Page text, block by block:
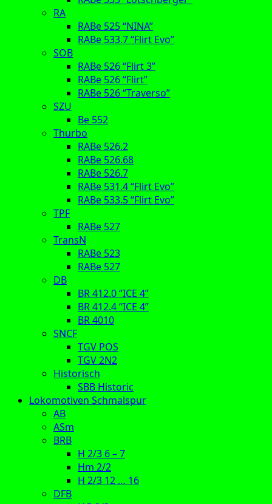
RA
RABe 525 “NINA”
RABe 533.7 “Flirt Evo”
SOB
RABe 526 “Flirt 3”
RABe 526 “Flirt”
RABe 526 “Traverso”
SZU
Be 552
Thurbo
RABe 526.2
RABe 526.68
RABe 526.7
RABe 531.4 “Flirt Evo”
RABe 533.5 “Flirt Evo”
TPF
RABe 527
TransN
RABe 523
RABe 527
DB
BR 412.0 “ICE 4”
BR 412.4 “ICE 4”
BR 4010
SNCF
TGV POS
TGV 2N2
Historisch
SBB Historic
Lokomotiven Schmalspur
AB
ASm
BRB
H 2/3 6 – 7
Hm 2/2
H 2/3 12 … 16
DFB